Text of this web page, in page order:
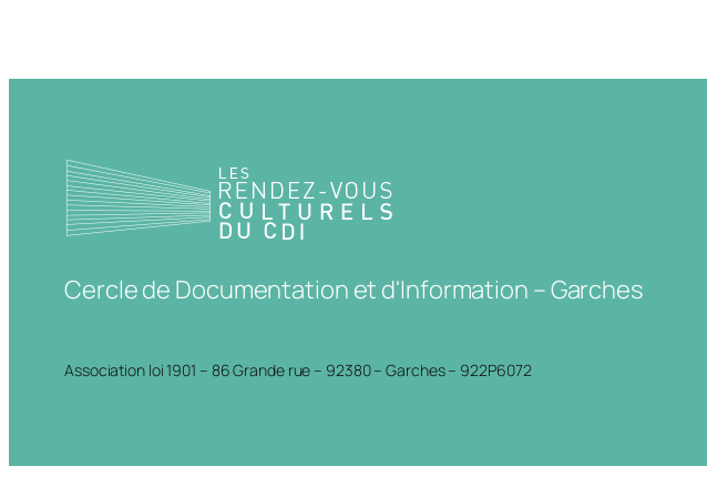
Cercle de Documentation et d'Information – Garches
Association loi 1901 – 86 Grande rue – 92380 – Garches – 922P6072